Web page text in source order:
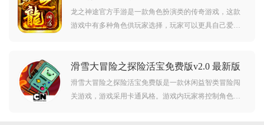
玩吧。
龙之神途官方手游是一款角色扮演类的传奇游戏，这款
游戏中有多种角色供玩家选择，玩家可以更具自己爱好
证原汁原味，并且三端互通，一次注册三通通用，快来
下载感受传奇经典的热血吧！
滑雪大冒险之探险活宝免费版v2.0 最新版
滑雪大冒险之探险活宝免费版是一款休闲益智类冒险闯
关游戏，游戏采用卡通风格。游戏内玩家将控制角色来